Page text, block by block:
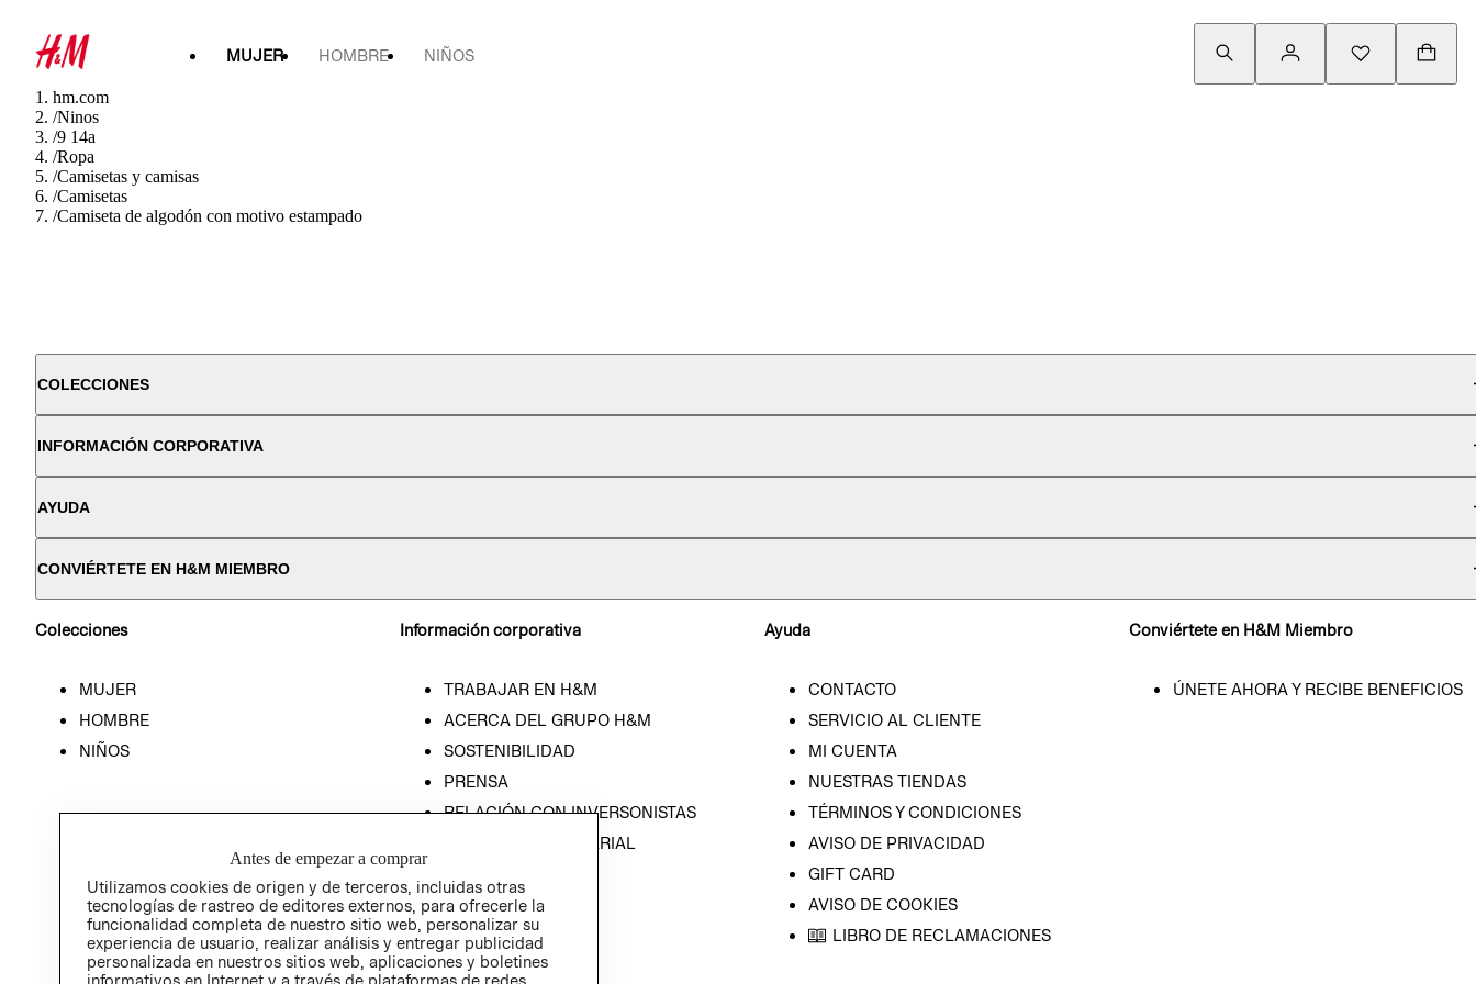
MUJER HOMBRE NIÑOS
hm.com
/Ninos
/9 14a
/Ropa
/Camisetas y camisas
/Camisetas
/Camiseta de algodón con motivo estampado
COLECCIONES
INFORMACIÓN CORPORATIVA
AYUDA
CONVIÉRTETE EN H&M MIEMBRO
Colecciones
MUJER
HOMBRE
NIÑOS
Información corporativa
TRABAJAR EN H&M
ACERCA DEL GRUPO H&M
SOSTENIBILIDAD
PRENSA
RELACIÓN CON INVERSONISTAS
POLÍTICA EMPRESARIAL
Ayuda
CONTACTO
SERVICIO AL CLIENTE
MI CUENTA
NUESTRAS TIENDAS
TÉRMINOS Y CONDICIONES
AVISO DE PRIVACIDAD
GIFT CARD
AVISO DE COOKIES
LIBRO DE RECLAMACIONES
Conviértete en H&M Miembro
ÚNETE AHORA Y RECIBE BENEFICIOS
Antes de empezar a comprar
Utilizamos cookies de origen y de terceros, incluidas otras
tecnologías de rastreo de editores externos, para ofrecerle la
funcionalidad completa de nuestro sitio web, personalizar su
experiencia de usuario, realizar análisis y entregar publicidad
personalizada en nuestros sitios web, aplicaciones y boletines
informativos en Internet y a través de plataformas de redes